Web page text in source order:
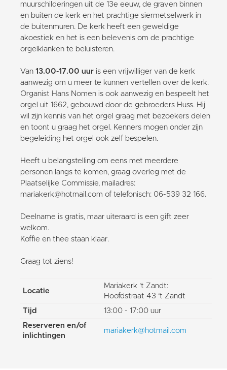
muurschilderingen uit de 13e eeuw, de graven binnen
en buiten de kerk en het prachtige siermetselwerk in
de buitenmuren. De kerk heeft een geweldige
akoestiek en het is een belevenis om de prachtige
orgelklanken te beluisteren.
Van 13.00-17.00 uur is een vrijwilliger van de kerk
aanwezig om u meer te kunnen vertellen over de kerk.
Organist Hans Nomen is ook aanwezig en bespeelt het
orgel uit 1662, gebouwd door de gebroeders Huss. Hij
wil zijn kennis van het orgel graag met bezoekers delen
en toont u graag het orgel. Kenners mogen onder zijn
begeleiding het orgel ook zelf bespelen.
Heeft u belangstelling om eens met meerdere
personen langs te komen, graag overleg met de
Plaatselijke Commissie, mailadres:
mariakerk@hotmail.com of telefonisch: 06-539 32 166.
Deelname is gratis, maar uiteraard is een gift zeer
welkom.
Koffie en thee staan klaar.
Graag tot ziens!
Locatie
Mariakerk 't Zandt:
Hoofdstraat 43 ‘t Zandt
Tijd
13:00 - 17:00 uur
Reserveren en/of
inlichtingen
mariakerk@hotmail.com